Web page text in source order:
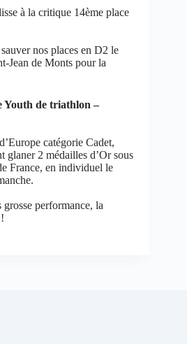
à la critique 14ème place
nos places en D2 le
Jean de Monts pour la
Youth de triathlon –
catégorie Cadet,
2 médailles d’Or sous
France, en individuel le
performance, la